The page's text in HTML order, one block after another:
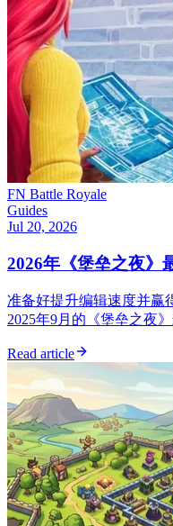
FN Battle Royale
Guides
Jul 20, 2026
2026年《堡垒之夜》
准备好提升编辑速度并赢
2025年9月的《堡垒之夜
Read article